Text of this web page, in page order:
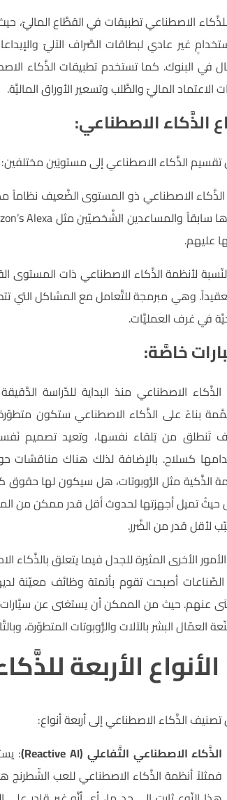
الاصطناعي تطبيقات في القطَّاع الماليّ،
غير عادي لبطاقات الصَّراف الآليّ
في البنوك. كما تستخدم تطبيقات الذَّكاء
الاعتماد الماليّ والطَّلب وتسعير الأوراق الماليَّة.
الذَّكاء الاصطناعي:
تقسيم الذَّكاء الاصطناعي إلى مستويَين
الاصطناعي ذو المستوى الضَّعيف نظاماً
عليهم.
لأنظمة الذَّكاء الاصطناعي ذات المستوى
وهي مبرمجة للتَّعامل مع المشاكل التي
في غرف العمليَّات.
خاصَّة:
الاصطناعي منذ البداية للدّراسة
بناءً على الذَّكاء الاصطناعي ستكون
تَنطلق من تِلقاء نفسها، وتعيد تصميم
كسلاح. بالإضافة لذلك هناك مناقشات
الذَّكية مثل الرُّوبوتات، هل سيكون لها حقوق
حيثُ تميل أجهزتها لحدوث أقل قدر ممكن من
لأقل قدر من الضَّرر.
الأخرى المثيرة للجدل فيما يتعلق
أصبحت تقوم بأتمتة وظائف معيّنة
عنهم. حيث من الممكن أن يستغنى عن سيَّارات
العمّال البشر بالآلات والرُّوبوتات المتطوّرة،
الأربعة
الذَّكاء الاصطناعي إلى أربعة أنواع:
الذَّكاء الاصطناعي التَّفاعلي (Reactive AI)
:
فمثلاً أنظمة الذَّكاء الاصطناعي للعب الشّطرنج